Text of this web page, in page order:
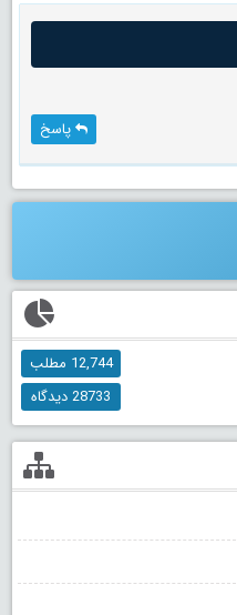
پاسخ
12,744 مطلب
28733 دیدگاه